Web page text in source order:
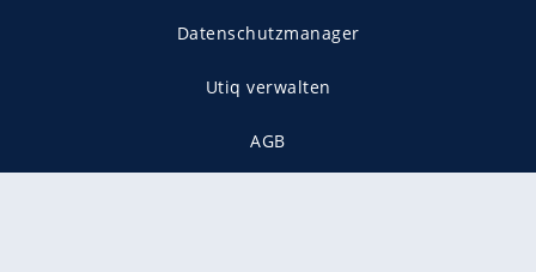
Datenschutzmanager
Utiq verwalten
AGB